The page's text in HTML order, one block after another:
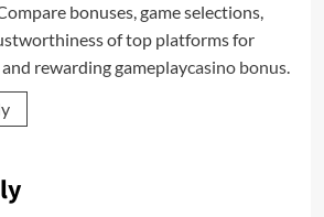
bonuses, game selections,
of top platforms for
rewarding gameplaycasino bonus.